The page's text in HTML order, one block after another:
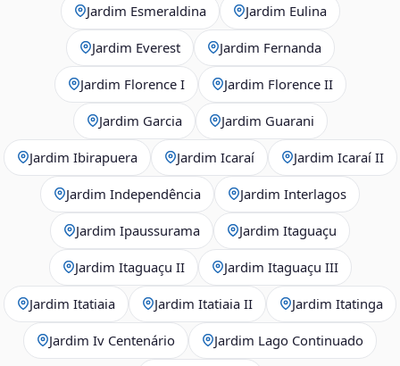
Jardim Esmeraldina Jardim Eulina
Jardim Everest Jardim Fernanda
Jardim Florence I Jardim Florence II
Jardim Garcia Jardim Guarani
Jardim Ibirapuera Jardim Icaraí Jardim Icaraí II
Jardim Independência Jardim Interlagos
Jardim Ipaussurama Jardim Itaguaçu
Jardim Itaguaçu II Jardim Itaguaçu III
Jardim Itatiaia Jardim Itatiaia II Jardim Itatinga
Jardim Iv Centenário Jardim Lago Continuado